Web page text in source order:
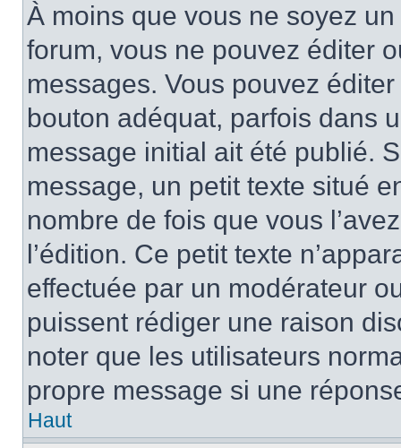
À moins que vous ne soyez
forum, vous ne pouvez éditer
messages. Vous pouvez
bouton adéquat, parfois dans
message initial ait été publié.
message, un petit texte situé
nombre de fois que vous
l’édition. Ce petit texte
effectuée par un modérateur
puissent rédiger une raison
noter que les utilisateurs
propre message si une
Haut